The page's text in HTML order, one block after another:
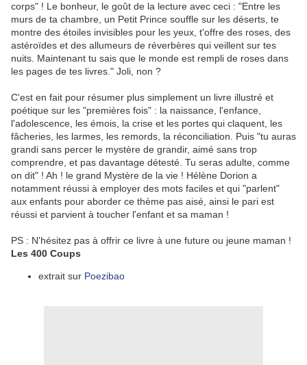
corps" ! Le bonheur, le goût de la lecture avec ceci : "Entre les
murs de ta chambre, un Petit Prince souffle sur les déserts, te
montre des étoiles invisibles pour les yeux, t'offre des roses, des
astéroïdes et des allumeurs de réverbères qui veillent sur tes
nuits. Maintenant tu sais que le monde est rempli de roses dans
les pages de tes livres." Joli, non ?
C'est en fait pour résumer plus simplement un livre illustré et
poétique sur les "premières fois" : la naissance, l'enfance,
l'adolescence, les émois, la crise et les portes qui claquent, les
fâcheries, les larmes, les remords, la réconciliation. Puis "tu auras
grandi sans percer le mystère de grandir, aimé sans trop
comprendre, et pas davantage détesté. Tu seras adulte, comme
on dit" ! Ah ! le grand Mystère de la vie ! Hélène Dorion a
notamment réussi à employer des mots faciles et qui "parlent"
aux enfants pour aborder ce thème pas aisé, ainsi le pari est
réussi et parvient à toucher l'enfant et sa maman !
PS : N'hésitez pas à offrir ce livre à une future ou jeune maman !
Les 400 Coups
extrait sur Poezibao